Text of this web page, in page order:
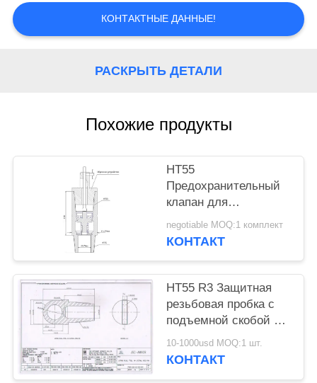
PRIVACY
КОНТАКТНЫЕ ДАННЫЕ!
РАСКРЫТЬ ДЕТАЛИ
Похожие продукты
НТ55
Предохранительный
клапан для
предотвращения
выбросов, рабочее
°C, наружный
диаметр 178 мм x
внутренний диаметр
negotiable MOQ:1 комплект
КОНТАКТ
НТ55 R3 Защитная
резьбовая пробка с
подъемной скобой 7"
НАРУЖ. ДИАМ. X 14-
1/2" ОБЩ. ДЛИНА
10-1000usd MOQ:1 шт.
КОНТАКТ